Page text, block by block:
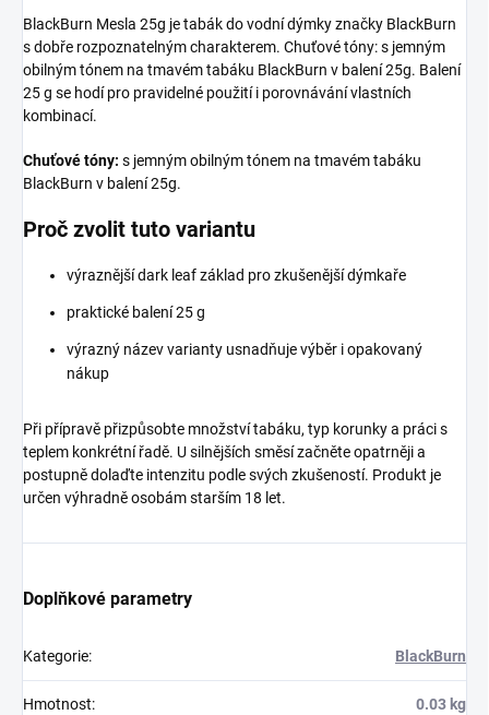
BlackBurn Mesla 25g je tabák do vodní dýmky značky BlackBurn
s dobře rozpoznatelným charakterem. Chuťové tóny: s jemným
obilným tónem na tmavém tabáku BlackBurn v balení 25g. Balení
25 g se hodí pro pravidelné použití i porovnávání vlastních
kombinací.
Chuťové tóny: s jemným obilným tónem na tmavém tabáku
BlackBurn v balení 25g.
Proč zvolit tuto variantu
výraznější dark leaf základ pro zkušenější dýmkaře
praktické balení 25 g
výrazný název varianty usnadňuje výběr i opakovaný
nákup
Při přípravě přizpůsobte množství tabáku, typ korunky a práci s
teplem konkrétní řadě. U silnějších směsí začněte opatrněji a
postupně dolaďte intenzitu podle svých zkušeností. Produkt je
určen výhradně osobám starším 18 let.
Doplňkové parametry
Kategorie: BlackBurn
Hmotnost: 0.03 kg